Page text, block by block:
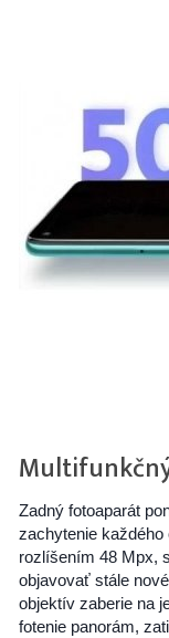
Zadný fotoaparát
zachytenie
rozlíšením 48 Mpx,
objavovať stále
objektív zaberie na
fotenie panorám,